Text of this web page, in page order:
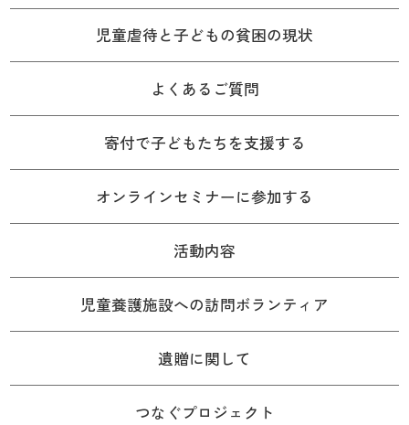
児童虐待と子どもの貧困の現状
よくあるご質問
寄付で子どもたちを支援する
オンラインセミナーに参加する
活動内容
児童養護施設への訪問ボランティア
遺贈に関して
つなぐプロジェクト